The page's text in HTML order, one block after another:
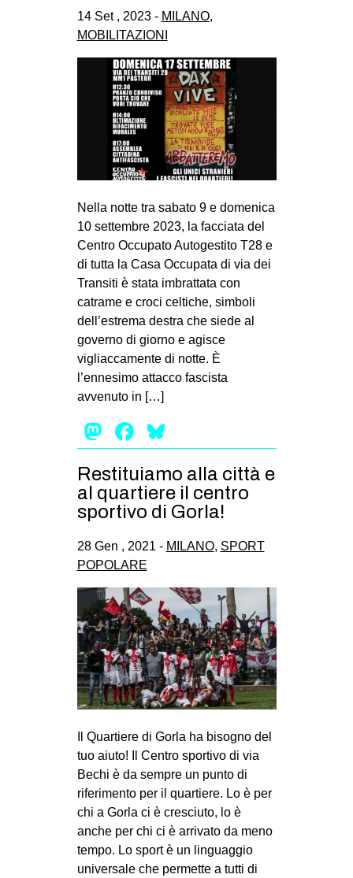
bsky
ms
SEARCH
14 Set , 2023 - MILANO,
MOBILITAZIONI
Nella notte tra sabato 9 e domenica
10 settembre 2023, la facciata del
Centro Occupato Autogestito T28 e
di tutta la Casa Occupata di via dei
Transiti è stata imbrattata con
catrame e croci celtiche, simboli
dell’estrema destra che siede al
governo di giorno e agisce
vigliaccamente di notte. È
l’ennesimo attacco fascista
avvenuto in […]
Mastodon
Facebook
Restituiamo alla città e
al quartiere il centro
sportivo di Gorla!
28 Gen , 2021 - MILANO, SPORT
POPOLARE
Il Quartiere di Gorla ha bisogno del
tuo aiuto! Il Centro sportivo di via
Bechi è da sempre un punto di
riferimento per il quartiere. Lo è per
chi a Gorla ci è cresciuto, lo è
anche per chi ci è arrivato da meno
tempo. Lo sport è un linguaggio
universale che permette a tutti di